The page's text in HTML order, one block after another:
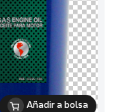
Añadir a bolsa